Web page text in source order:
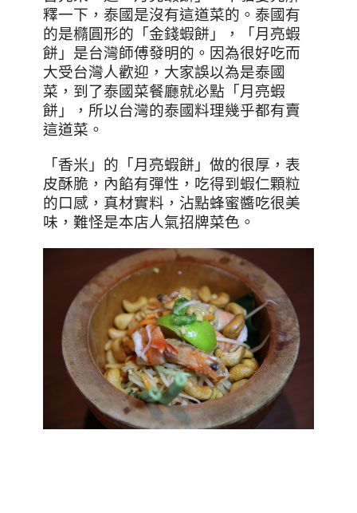
釋一下，泰國是沒有這道菜的。泰國有
的是橢圓形的「金錢蝦餅」，「月亮蝦
餅」是台灣師傅發明的。因為很好吃而
大受台灣人歡迎，大家誤以為是泰國
菜，到了泰國菜餐廳就必點「月亮蝦
餅」，所以台灣的泰國料理幾乎都有賣
這道菜。
「香米」的「月亮蝦餅」做的很厚，表
皮酥脆，內餡有彈性，吃得到蝦仁顆粒
的口感，真材實料，沾點蜂蜜醬吃很美
味，難怪是本店人氣招牌菜色。